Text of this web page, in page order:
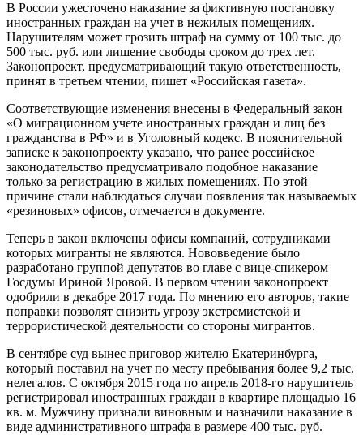
В России ужесточено наказание за фиктивную постановку
иностранных граждан на учет в нежилых помещениях.
Нарушителям может грозить штраф на сумму от 100 тыс. до
500 тыс. руб. или лишение свободы сроком до трех лет.
Законопроект, предусматривающий такую ответственность,
принят в третьем чтении, пишет «Российская газета».
Соответствующие изменения внесены в Федеральный закон
«О миграционном учете иностранных граждан и лиц без
гражданства в РФ» и в Уголовный кодекс. В пояснительной
записке к законопроекту указано, что ранее российское
законодательство предусматривало подобное наказание
только за регистрацию в жилых помещениях. По этой
причине стали наблюдаться случаи появления так называемых
«резиновых» офисов, отмечается в документе.
Теперь в закон включены офисы компаний, сотрудниками
которых мигранты не являются. Нововведение было
разработано группой депутатов во главе с вице-спикером
Госдумы Ириной Яровой. В первом чтении законопроект
одобрили в декабре 2017 года. По мнению его авторов, такие
поправки позволят снизить угрозу экстремистской и
террористической деятельности со стороны мигрантов.
В сентябре суд вынес приговор жителю Екатеринбурга,
который поставил на учет по месту пребывания более 9,2 тыс.
нелегалов. С октября 2015 года по апрель 2018-го нарушитель
регистрировал иностранных граждан в квартире площадью 16
кв. м. Мужчину признали виновным и назначили наказание в
виде административного штрафа в размере 400 тыс. руб.